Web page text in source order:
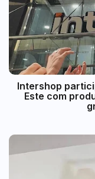
Intershop
Este com